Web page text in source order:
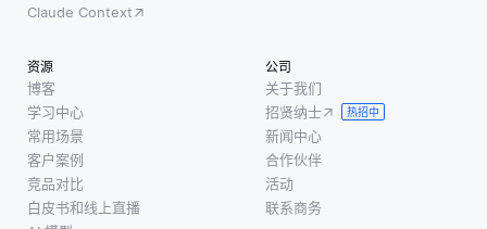
Claude Context
资源
博客
学习中心
常用场景
客户案例
竞品对比
白皮书和线上直播
公司
关于我们
招贤纳士
热招中
新闻中心
合作伙伴
活动
联系商务